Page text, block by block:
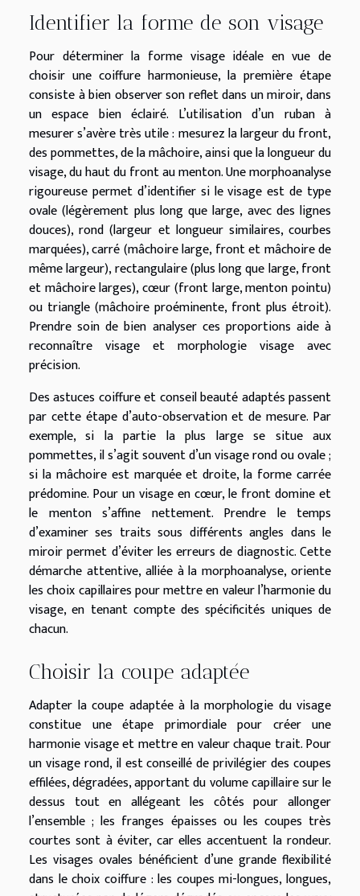
Identifier la forme de son visage
Pour déterminer la forme visage idéale en vue de
choisir une coiffure harmonieuse, la première étape
consiste à bien observer son reflet dans un miroir, dans
un espace bien éclairé. L’utilisation d’un ruban à
mesurer s’avère très utile : mesurez la largeur du front,
des pommettes, de la mâchoire, ainsi que la longueur du
visage, du haut du front au menton. Une morphoanalyse
rigoureuse permet d’identifier si le visage est de type
ovale (légèrement plus long que large, avec des lignes
douces), rond (largeur et longueur similaires, courbes
marquées), carré (mâchoire large, front et mâchoire de
même largeur), rectangulaire (plus long que large, front
et mâchoire larges), cœur (front large, menton pointu)
ou triangle (mâchoire proéminente, front plus étroit).
Prendre soin de bien analyser ces proportions aide à
reconnaître visage et morphologie visage avec
précision.
Des astuces coiffure et conseil beauté adaptés passent
par cette étape d’auto-observation et de mesure. Par
exemple, si la partie la plus large se situe aux
pommettes, il s’agit souvent d’un visage rond ou ovale ;
si la mâchoire est marquée et droite, la forme carrée
prédomine. Pour un visage en cœur, le front domine et
le menton s’affine nettement. Prendre le temps
d’examiner ses traits sous différents angles dans le
miroir permet d’éviter les erreurs de diagnostic. Cette
démarche attentive, alliée à la morphoanalyse, oriente
les choix capillaires pour mettre en valeur l’harmonie du
visage, en tenant compte des spécificités uniques de
chacun.
Choisir la coupe adaptée
Adapter la coupe adaptée à la morphologie du visage
constitue une étape primordiale pour créer une
harmonie visage et mettre en valeur chaque trait. Pour
un visage rond, il est conseillé de privilégier des coupes
effilées, dégradées, apportant du volume capillaire sur le
dessus tout en allégeant les côtés pour allonger
l’ensemble ; les franges épaisses ou les coupes très
courtes sont à éviter, car elles accentuent la rondeur.
Les visages ovales bénéficient d’une grande flexibilité
dans le choix coiffure : les coupes mi-longues, longues,